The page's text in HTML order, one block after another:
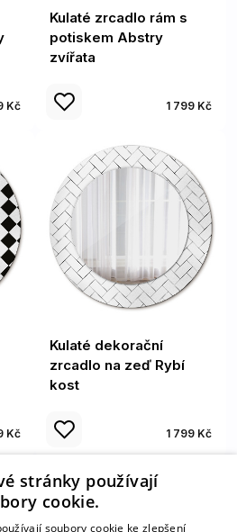
Kč
Kulaté zrcadlo rám s
potiskem Abstry
zvířata
1 799 Kč
Kč
Kulaté dekorační
zrcadlo na zeď Rybí
kost
1 799 Kč
stránky používají
cookie.
soubory cookie ke zlepšení